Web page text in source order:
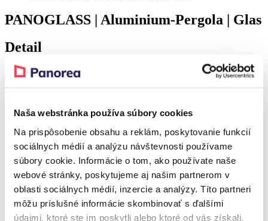
Naša webstránka používa súbory cookies
Na prispôsobenie obsahu a reklám, poskytovanie funkcií
sociálnych médií a analýzu návštevnosti používame
súbory cookie. Informácie o tom, ako používate naše
webové stránky, poskytujeme aj našim partnerom v
oblasti sociálnych médií, inzercie a analýzy. Títo partneri
môžu príslušné informácie skombinovať s ďalšími
údajmi, ktoré ste im poskytli alebo ktoré od vás získali,
PANOGLASS | Aluminium-Pergola | Glas
Detail
Realization – Kladno
Produkt aus der Referenz
Rabatt 37 %
PANOGLASS
Glas
Ab4.083,40€ Ab2.552,28€